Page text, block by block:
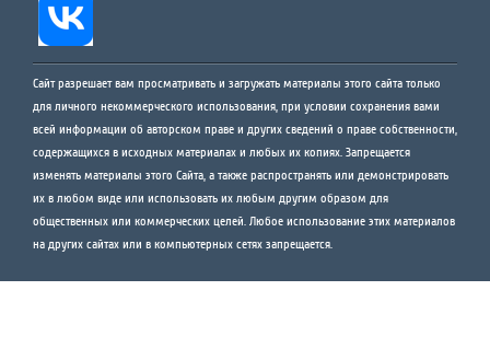
Сайт разрешает вам просматривать и загружать материалы этого сайта только
для личного некоммерческого использования, при условии сохранения вами
всей информации об авторском праве и других сведений о праве собственности,
содержащихся в исходных материалах и любых их копиях. Запрещается
изменять материалы этого Сайта, а также распространять или демонстрировать
их в любом виде или использовать их любым другим образом для
общественных или коммерческих целей. Любое использование этих материалов
на других сайтах или в компьютерных сетях запрещается.